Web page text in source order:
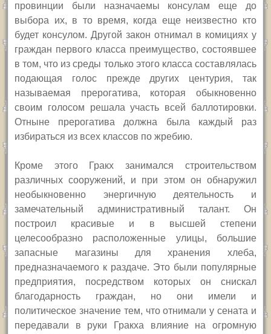
провинции были назначаемы консулам еще до
выбора их, в то время, когда еще неизвестно кто
будет консулом. Другой закон отнимал в комициях у
граждан первого класса преимущество, состоявшее
в том, что из среды только этого класса составлялась
подающая голос прежде других центурия, так
называемая прерогатива, которая обыкновенно
своим голосом решала участь всей баллотировки.
Отныне прерогатива должна была каждый раз
избираться из всех классов по жребию.
Кроме этого Гракх занимался строительством
различных сооружений, и при этом он обнаружил
необыкновенно энергичную деятельность и
замечательный административный талант. Он
построил красивые и в высшей степени
целесообразно расположенные улицы, большие
запасные магазины для хранения хлеба,
предназначаемого к раздаче. Это были популярные
предприятия, посредством которых он снискал
благодарность граждан, но они имели и
политическое значение тем, что отнимали у сената и
передавали в руки Гракха влияние на огромную